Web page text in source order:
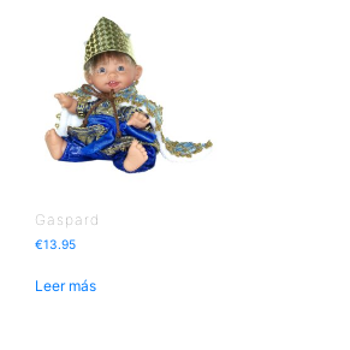
Gaspard
€13.95
Leer más